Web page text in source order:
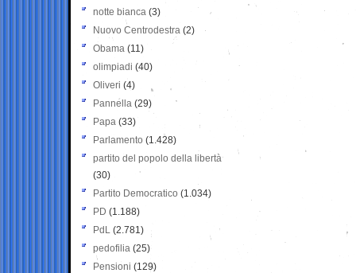
notte bianca (3)
Nuovo Centrodestra (2)
Obama (11)
olimpiadi (40)
Oliveri (4)
Pannella (29)
Papa (33)
Parlamento (1.428)
partito del popolo della libertà
(30)
Partito Democratico (1.034)
PD (1.188)
PdL (2.781)
pedofilia (25)
Pensioni (129)